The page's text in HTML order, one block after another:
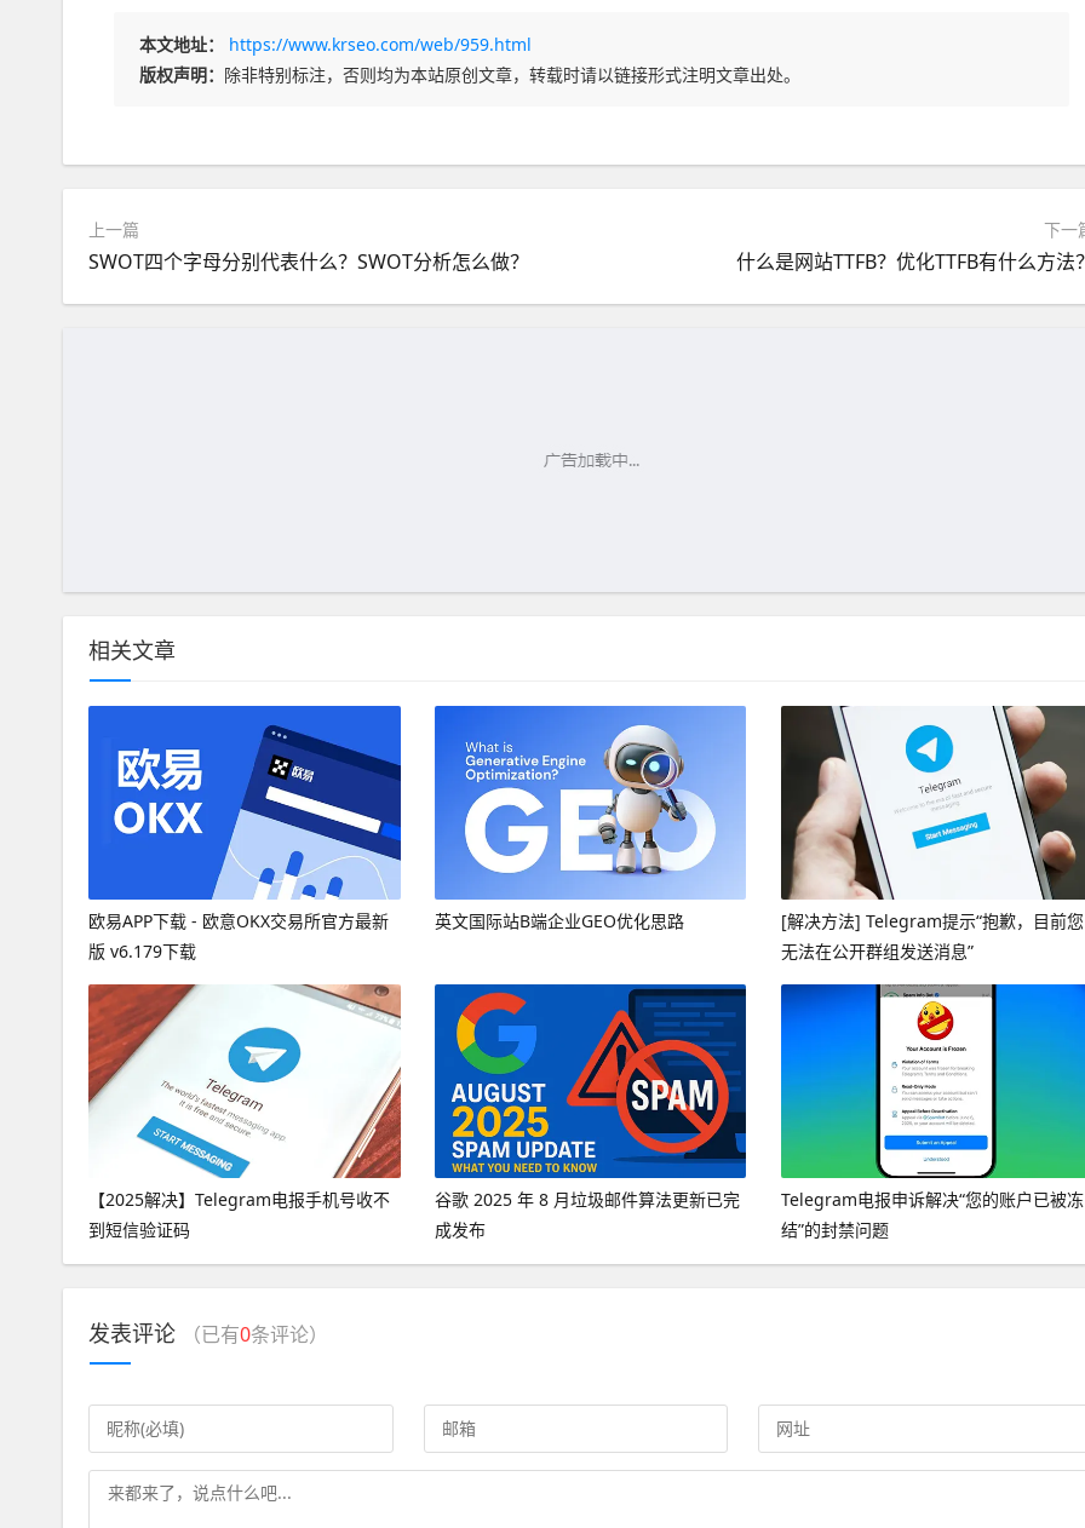
本文地址：
https://www.krseo.com/web/959.html
版权声明： 除非特别标注，否则均为本站原创文章，转载时请以链接形式注明文章出处。
上一篇
SWOT四个字母分别代表什么？SWOT分析怎么做？
下一
什么是网站TTFB？优化TTFB有什么方法
相关文章
欧易APP下载 - 欧意OKX交易所官方最新
版 v6.179下载
英文国际站B端企业GEO优化思路
[解决方法] Telegram提示“抱歉，目前您
无法在公开群组发送消息”
【2025解决】Telegram电报手机号收不
到短信验证码
谷歌 2025 年 8 月垃圾邮件算法更新已完
成发布
Telegram电报申诉解决“您的账户已被冻
结”的封禁问题
发表评论 （已有0条评论）